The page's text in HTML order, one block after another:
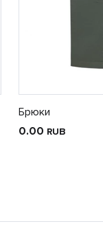
Брюки
0.00 RUB